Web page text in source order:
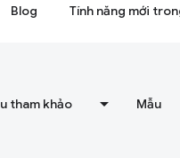
Blog Tính năng mới
tham khảo Mẫu